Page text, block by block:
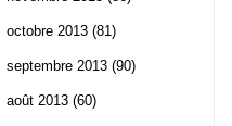
octobre 2013 (81)
septembre 2013 (90)
août 2013 (60)